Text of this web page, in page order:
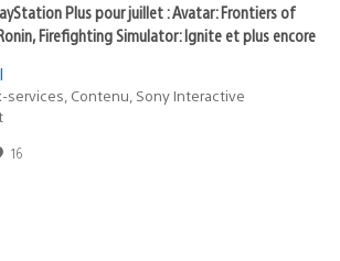
Plus pour juillet : Avatar: Frontiers of
Firefighting Simulator: Ignite et plus encore
services, Contenu, Sony Interactive
16